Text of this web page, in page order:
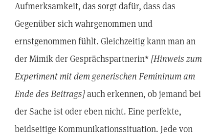
Aufmerksamkeit, das sorgt dafür, dass das
Gegenüber sich wahrgenommen und
ernstgenommen fühlt. Gleichzeitig kann man an
der Mimik der Gesprächspartnerin* [Hinweis zum
Experiment mit dem generischen Femininum am
Ende des Beitrags]auch erkennen, ob jemand bei
der Sache ist oder eben nicht. Eine perfekte,
beidseitige Kommunikationssituation. Jede von